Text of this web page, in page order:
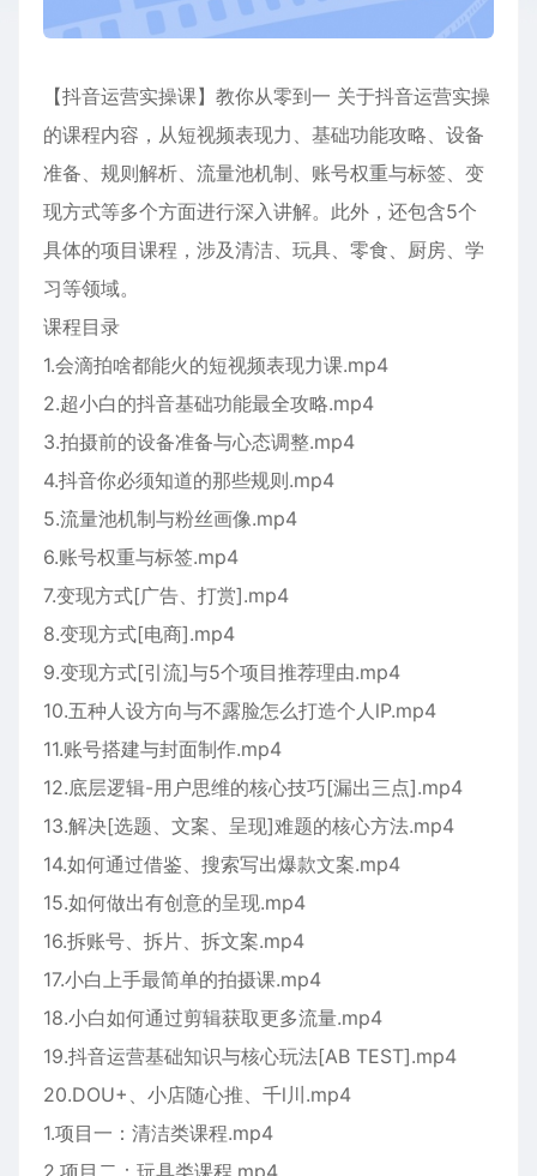
【抖音运营实操课】教你从零到一 关于抖音运营实操
的课程内容，从短视频表现力、基础功能攻略、设备
准备、规则解析、流量池机制、账号权重与标签、变
现方式等多个方面进行深入讲解。此外，还包含5个
具体的项目课程，涉及清洁、玩具、零食、厨房、学
习等领域。
课程目录
1.会滴拍啥都能火的短视频表现力课.mp4
2.超小白的抖音基础功能最全攻略.mp4
3.拍摄前的设备准备与心态调整.mp4
4.抖音你必须知道的那些规则.mp4
5.流量池机制与粉丝画像.mp4
6.账号权重与标签.mp4
7.变现方式[广告、打赏].mp4
8.变现方式[电商].mp4
9.变现方式[引流]与5个项目推荐理由.mp4
10.五种人设方向与不露脸怎么打造个人lP.mp4
11.账号搭建与封面制作.mp4
12.底层逻辑-用户思维的核心技巧[漏出三点].mp4
13.解决[选题、文案、呈现]难题的核心方法.mp4
14.如何通过借鉴、搜索写出爆款文案.mp4
15.如何做出有创意的呈现.mp4
16.拆账号、拆片、拆文案.mp4
17.小白上手最简单的拍摄课.mp4
18.小白如何通过剪辑获取更多流量.mp4
19.抖音运营基础知识与核心玩法[AB TEST].mp4
20.DOU+、小店随心推、千l川.mp4
1.项目一：清洁类课程.mp4